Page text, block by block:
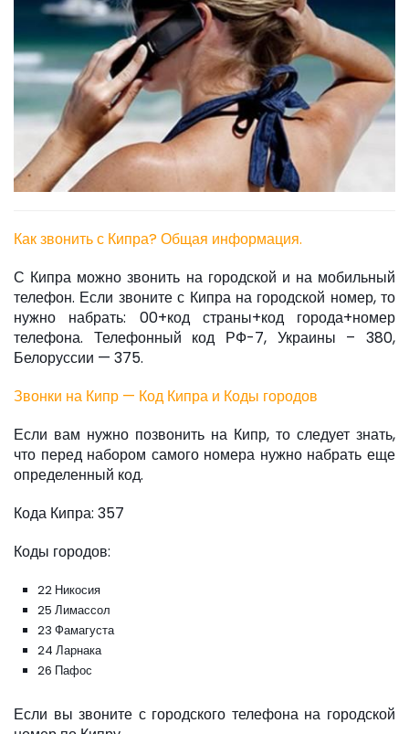
Как звонить с Кипра? Общая информация.
С Кипра можно звонить на городской и на мобильный
телефон. Если звоните с Кипра на городской номер, то
нужно набрать: 00+код страны+код города+номер
телефона. Телефонный код РФ-7, Украины – 380,
Белоруссии — 375.
Звонки на Кипр — Код Кипра и Коды городов
Если вам нужно позвонить на Кипр, то следует знать,
что перед набором самого номера нужно набрать еще
определенный код.
Кода Кипра: 357
Коды городов:
22 Никосия
25 Лимассол
23 Фамагуста
24 Ларнака
26 Пафос
Если вы звоните с городского телефона на городской